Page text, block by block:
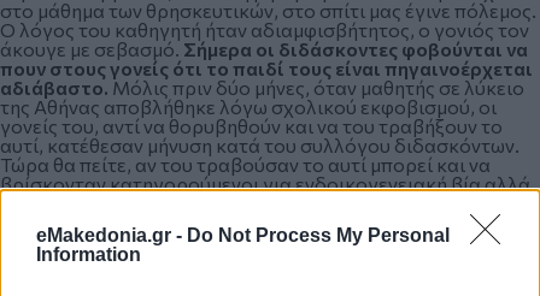
eMakedonia.gr - Do Not Process My Personal
Information
στο μάθημα των θρησκευτικών, στο σπίτι μας έγινε πόλεμος.
Ο λόγος του καθηγητή ήταν αδιαμφισβήτητος, ο γονιός τον
άκουγε με σεβασμό. Σήμερα οι διδάσκοντες φοβούνται να
πουν στους γονείς ότι το παιδί τους είναι πηγαινοέρχεται
αδιάβαστο. Μόλις πριν δύο μήνες, όταν μαθητής σε λύκειο
της Αθήνας αποβλήθηκε λόγω σχολικού εκφοβισμού, οι
γονείς του, αντί να θορυβηθούν και να του τραβήξουν το
αυτί, κατέθεσαν μήνυση κατά του συλλόγου διδασκόντων.
Τώρα θα πείτε, αν του τραβούσαν το αυτί μπορεί και να
βρίσκονταν κατηγορούμενοι για ενδοικογενειακή βία αλλά